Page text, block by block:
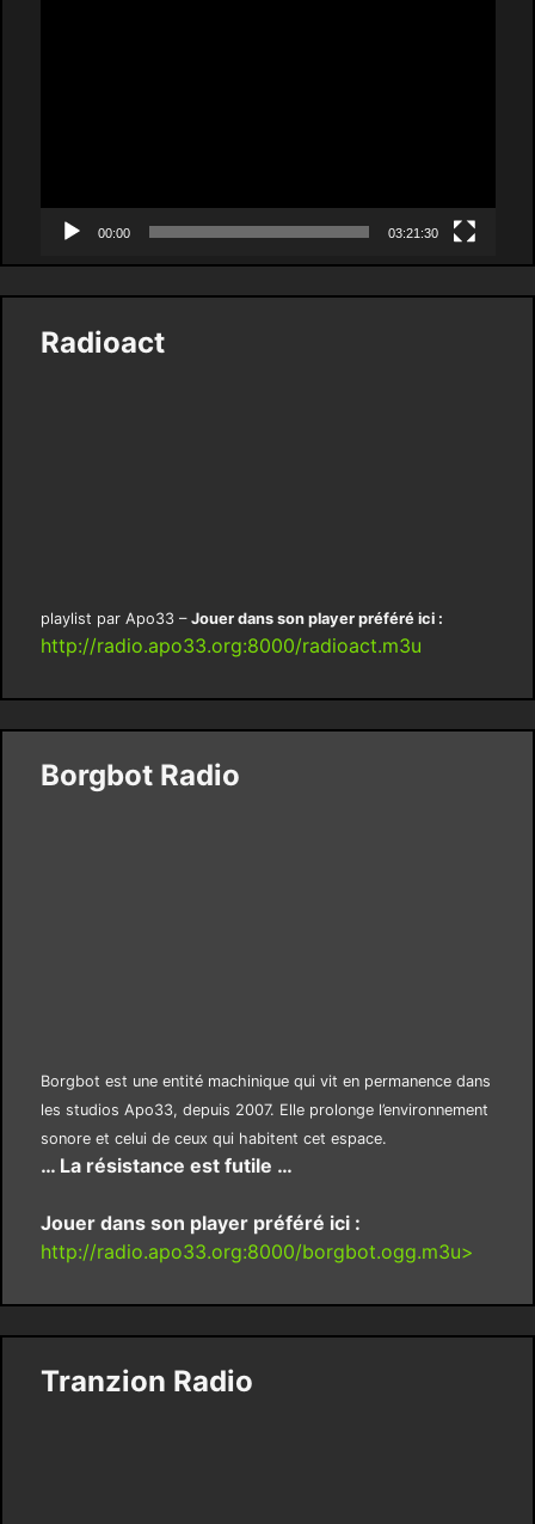
00:00 03:21:30
Radioact
playlist par Apo33 – Jouer dans son player préféré ici :
http://radio.apo33.org:8000/radioact.m3u
Borgbot Radio
Borgbot est une entité machinique qui vit en permanence dans
les studios Apo33, depuis 2007. Elle prolonge l’environnement
sonore et celui de ceux qui habitent cet espace.
… La résistance est futile …
Jouer dans son player préféré ici :
http://radio.apo33.org:8000/borgbot.ogg.m3u>
Tranzion Radio